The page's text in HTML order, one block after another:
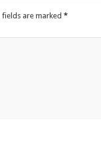
fields are marked *